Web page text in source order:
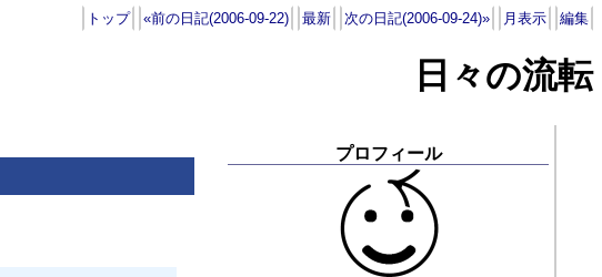
トップ «前の日記(2006-09-22) 最新 次の日記(2006-09-24)» 月表示 編集
日々の流転
プロフィール